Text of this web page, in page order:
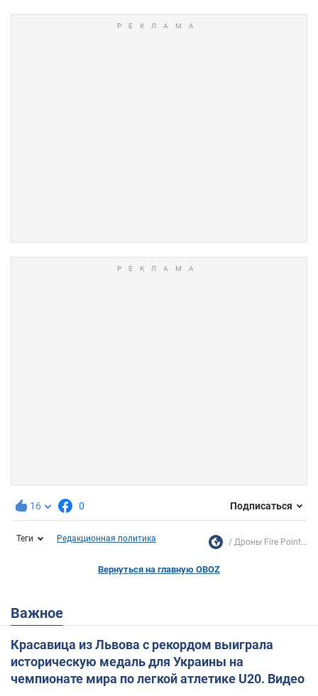
16 0 Подписаться
Теги Редакционная политика Дроны Fire Point...
Вернуться на главную OBOZ
Важное
Красавица из Львова с рекордом выиграла
историческую медаль для Украины на
чемпионате мира по легкой атлетике U20. Видео